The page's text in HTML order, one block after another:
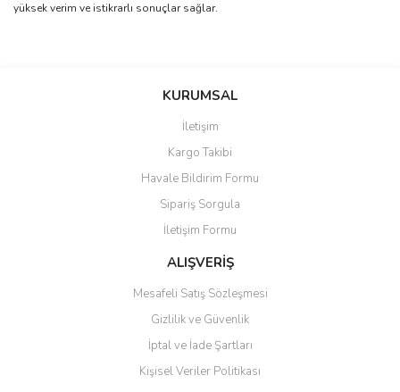
yüksek verim ve istikrarlı sonuçlar sağlar.
Bu ürüne ilk yorumu siz yapın!
Ürün resmi kalitesiz, bozuk veya görüntülenemiyor.
Ürün açıklamasında eksik bilgiler bulunuyor.
Ürün bilgilerinde hatalar bulunuyor.
Ürün fiyatı diğer sitelerden daha pahalı.
Bu ürüne benzer farklı alternatifler olmalı.
Gönder
KURUMSAL
İletişim
Kargo Takibi
Havale Bildirim Formu
Sipariş Sorgula
İletişim Formu
ALIŞVERİŞ
Mesafeli Satış Sözleşmesi
Gizlilik ve Güvenlik
İptal ve İade Şartları
Kişisel Veriler Politikası